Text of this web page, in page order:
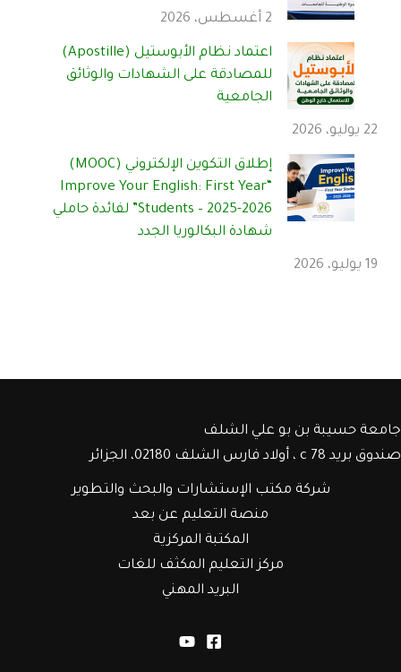
2 أغسطس، 2026
اعتماد نظام الأبوستيل (Apostille)
للمصادقة على الشهادات والوثائق
الجامعية
22 يوليو، 2026
إطلاق التكوين الإلكتروني (MOOC)
“Improve Your English: First Year
Students – 2025-2026” لفائدة حاملي
شهادة البكالوريا الجدد
19 يوليو، 2026
جامعة حسيبة بن بو علي الشلف
صندوق بريد c 78 ، أولاد فارس الشلف 02180، الجزائر
شركة مكتب الإستشارات والبحث والتطوير
منصة التعليم عن بعد
المكتبة المركزية
مركز التعليم المكثف للغات
البريد المهني